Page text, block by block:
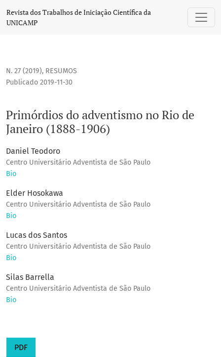
Primórdios do adventismo no Rio de Janeiro (1888-1906)
Revista dos Trabalhos de Iniciação Científica da
UNICAMP
N. 27 (2019), RESUMOS
Primórdios do adventismo no Rio de
Janeiro (1888-1906)
Publicado 2019-11-30
Daniel Teodoro
Centro Universitário Adventista de São Paulo
Bio
Elder Hosokawa
Centro Universitário Adventista de São Paulo
Bio
Lucas dos Santos
Centro Universitário Adventista de São Paulo
Bio
Silas Barrella
Centro Universitário Adventista de São Paulo
Bio
PDF